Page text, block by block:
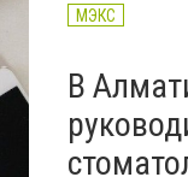
МЭКС
В